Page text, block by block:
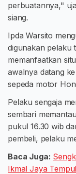
perbuatannya,"
siang.
Ipda Warsito
digunakan pelaku
memanfaatkan
awalnya datang
sepeda motor
Pelaku sengaja
sembari
pukul 16.30 wib
pembeli, pelaku
Baca Juga:
Ikmal Jaya